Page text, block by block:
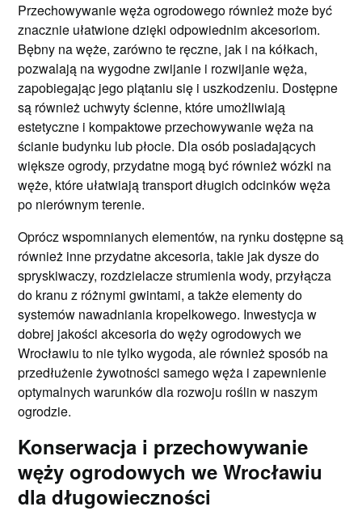
Przechowywanie węża ogrodowego również może być
znacznie ułatwione dzięki odpowiednim akcesoriom.
Bębny na węże, zarówno te ręczne, jak i na kółkach,
pozwalają na wygodne zwijanie i rozwijanie węża,
zapobiegając jego plątaniu się i uszkodzeniu. Dostępne
są również uchwyty ścienne, które umożliwiają
estetyczne i kompaktowe przechowywanie węża na
ścianie budynku lub płocie. Dla osób posiadających
większe ogrody, przydatne mogą być również wózki na
węże, które ułatwiają transport długich odcinków węża
po nierównym terenie.
Oprócz wspomnianych elementów, na rynku dostępne są
również inne przydatne akcesoria, takie jak dysze do
spryskiwaczy, rozdzielacze strumienia wody, przyłącza
do kranu z różnymi gwintami, a także elementy do
systemów nawadniania kropelkowego. Inwestycja w
dobrej jakości akcesoria do węży ogrodowych we
Wrocławiu to nie tylko wygoda, ale również sposób na
przedłużenie żywotności samego węża i zapewnienie
optymalnych warunków dla rozwoju roślin w naszym
ogrodzie.
Konserwacja i przechowywanie
węży ogrodowych we Wrocławiu
dla długowieczności